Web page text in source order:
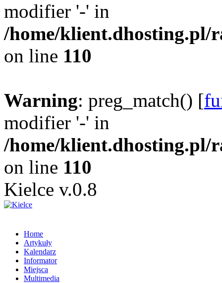
modifier '-' in
/home/klient.dhosting.pl/
on line 110
Warning: preg_match() [
modifier '-' in
/home/klient.dhosting.pl/
on line 110
Kielce v.0.8
Home
Artykuły
Kalendarz
Informator
Miejsca
Multimedia